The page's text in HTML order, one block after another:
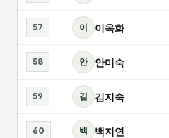
57 이 이옥화
58 안 안미숙
59 김 김지숙
60 백 백지연